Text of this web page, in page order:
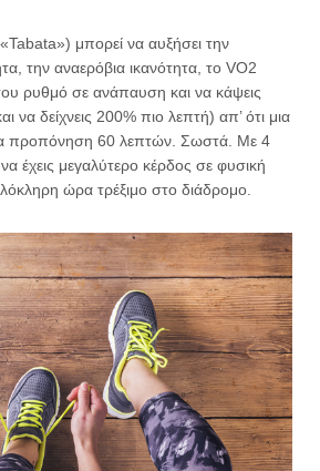
μπορεί να αυξήσει την
την αναερόβια ικανότητα, το VO2
ρυθμό σε ανάπαυση και να κάψεις
να δείχνεις 200% πιο λεπτή) απ’ ότι μια
προπόνηση 60 λεπτών. Σωστά. Με 4
έχεις μεγαλύτερο κέρδος σε φυσική
ώρα τρέξιμο στο διάδρομο.